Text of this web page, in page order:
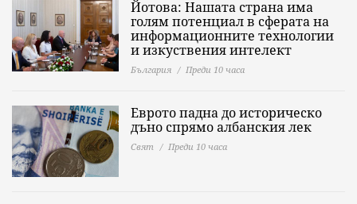
Йотова: Нашата страна има
голям потенциал в сферата на
информационните технологии
и изкуствения интелект
България Преди 10 часа
Еврото падна до историческо
дъно спрямо албанския лек
Свят Преди 10 часа